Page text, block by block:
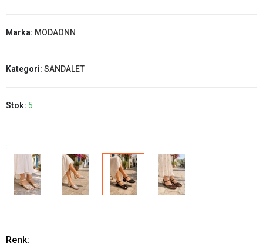
Marka: MODAONN
Kategori: SANDALET
Stok: 5
:
Renk: